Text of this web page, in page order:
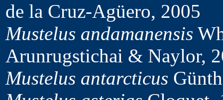
de la Cruz-Agüero, 2005
Mustelus andamanensis
Arunrugstichai & Naylor,
Mustelus antarcticus